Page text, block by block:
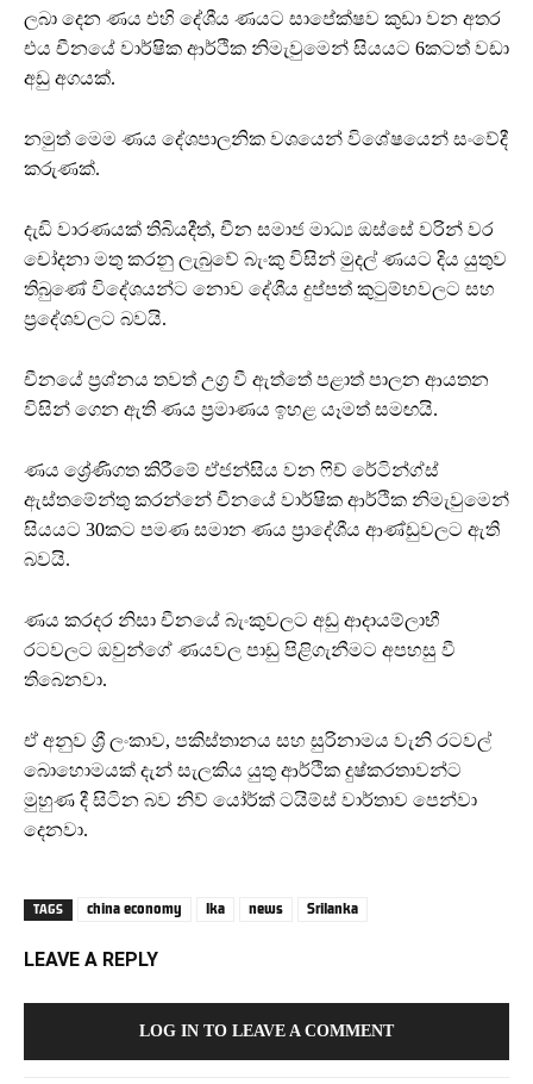
ලබා දෙන ණය එහි දේශීය ණයට සාපේක්ෂව කුඩා වන අතර
එය චීනයේ වාර්ෂික ආර්ථික නිමැවුමෙන් සියයට 6කටත් වඩා
අඩු අගයක්.
නමුත් මෙම ණය දේශපාලනික වශයෙන් විශේෂයෙන් සංවේදී
කරුණක්.
දැඩි වාරණයක් තිබියදීත්, චීන සමාජ මාධ්‍ය ඔස්සේ වරින් වර
චෝදනා මතු කරනු ලැබුවේ බැංකු විසින් මුදල් ණයට දිය යුතුව
තිබුණේ විදේශයන්ට නොව දේශීය දුප්පත් කුටුම්භවලට සහ
ප්‍රදේශවලට බවයි.
චීනයේ ප්‍රශ්නය තවත් උග්‍ර වී ඇත්තේ පළාත් පාලන ආයතන
විසින් ගෙන ඇති ණය ප්‍රමාණය ඉහළ යෑමත් සමඟයි.
ණය ශ්‍රේණිගත කිරීමේ ඒජන්සිය වන ෆිච් රේටින්ග්ස්
ඇස්තමේන්තු කරන්නේ චීනයේ වාර්ෂික ආර්ථික නිමැවුමෙන්
සියයට 30කට පමණ සමාන ණය ප්‍රාදේශීය ආණ්ඩුවලට ඇති
බවයි.
ණය කරදර නිසා චීනයේ බැංකුවලට අඩු ආදායම්ලාභී
රටවලට ඔවුන්ගේ ණයවල පාඩු පිළිගැනීමට අපහසු වී
තිබෙනවා.
ඒ අනුව ශ්‍රී ලංකාව, පකිස්තානය සහ සුරිනාමය වැනි රටවල්
බොහොමයක් දැන් සැලකිය යුතු ආර්ථික දුෂ්කරතාවන්ට
මුහුණ දී සිටින බව නිව් යෝර්ක් ටයිම්ස් වාර්තාව පෙන්වා
දෙනවා.
TAGS china economy lka news Srilanka
LEAVE A REPLY
LOG IN TO LEAVE A COMMENT